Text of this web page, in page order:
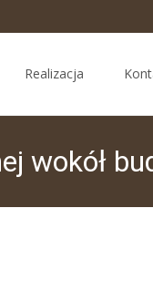
Realizacja
wokół